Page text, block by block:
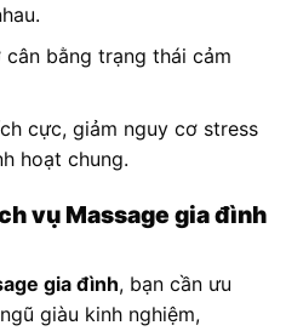
bằng trạng thái cảm
cực, giảm nguy cơ stress
hoạt chung.
vụ Massage gia đình
gia đình, bạn cần ưu
giàu kinh nghiệm,